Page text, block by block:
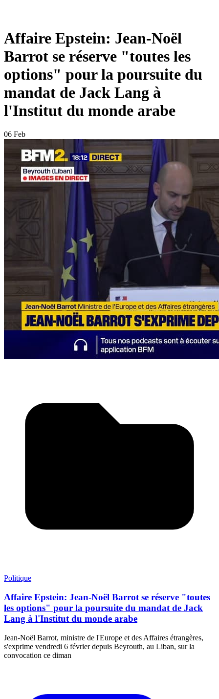
Affaire Epstein: Jean-Noël
Barrot se réserve "toutes les
options" pour la poursuite du
mandat de Jack Lang à
l'Institut du monde arabe
06 Feb
Politique
Affaire Epstein: Jean-Noël Barrot se réserve "toutes
les options" pour la poursuite du mandat de Jack
Lang à l'Institut du monde arabe
Jean-Noël Barrot, ministre de l'Europe et des Affaires étrangères,
s'exprime vendredi 6 février depuis Beyrouth, au Liban, sur la
convocation ce diman